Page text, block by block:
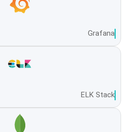
Grafana
ELK Stack